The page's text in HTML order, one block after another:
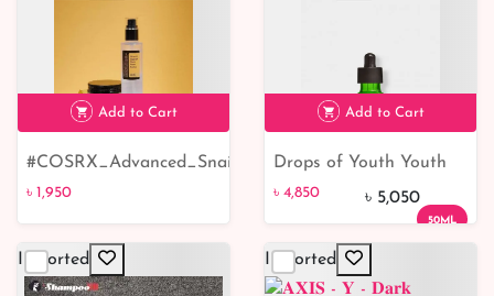
Add to Cart
#COSRX_Advanced_Snail_92_All_in_One_Cream
৳ 1,950
Add to Cart
Drops of Youth Youth
Concentrate 50ml
৳ 4,850 ৳ 5,050
50ML
Imported Imported